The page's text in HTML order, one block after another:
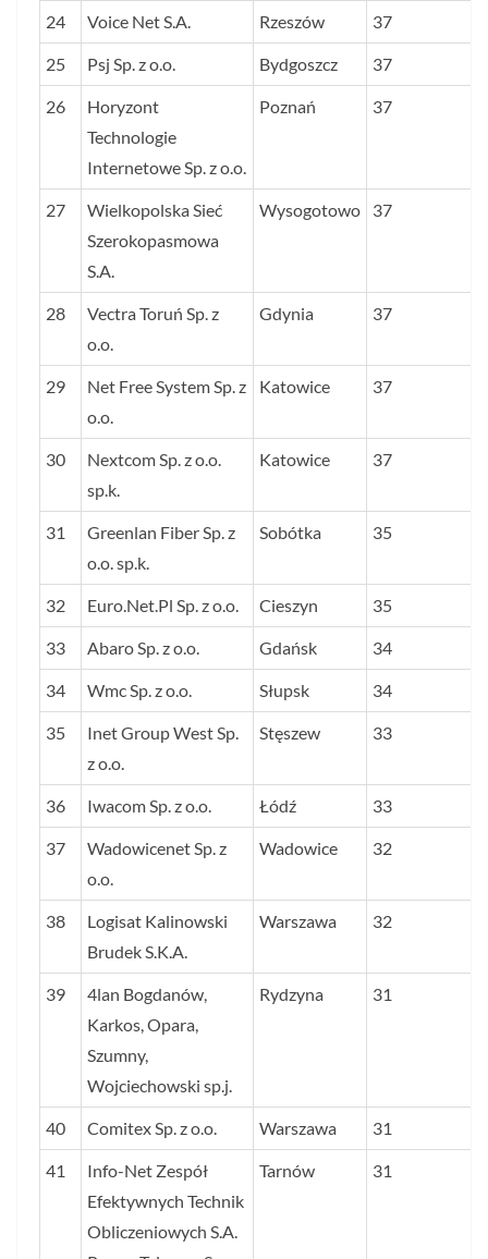
24 Voice Net S.A. Rzeszów 37
25 Psj Sp. z o.o. Bydgoszcz 37
26
Horyzont
Technologie
Internetowe Sp. z o.o.
Poznań 37
27
Wielkopolska Sieć
Szerokopasmowa
S.A.
Wysogotowo 37
28
Vectra Toruń Sp. z
o.o.
Gdynia 37
29
Net Free System Sp. z
o.o.
Katowice 37
30
Nextcom Sp. z o.o.
sp.k.
Katowice 37
31
Greenlan Fiber Sp. z
o.o. sp.k.
Sobótka 35
32 Euro.Net.Pl Sp. z o.o. Cieszyn 35
33 Abaro Sp. z o.o. Gdańsk 34
34 Wmc Sp. z o.o. Słupsk 34
35
Inet Group West Sp.
z o.o.
Stęszew 33
36 Iwacom Sp. z o.o. Łódź 33
37
Wadowicenet Sp. z
o.o.
Wadowice 32
38
Logisat Kalinowski
Brudek S.K.A.
Warszawa 32
39
4lan Bogdanów,
Karkos, Opara,
Szumny,
Wojciechowski sp.j.
Rydzyna 31
40 Comitex Sp. z o.o. Warszawa 31
41
Info-Net Zespół
Efektywnych Technik
Obliczeniowych S.A.
Tarnów 31